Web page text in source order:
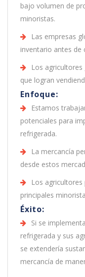
bajo volumen de
minoristas.
Las empresas
inventario antes de
Los
que logran
Enfoque:
Estamos
potenciales para
refrigerada.
La mercancía
desde estos
Los
principales
Éxito:
Si se
refrigerada y sus
se extendería
mercancía de